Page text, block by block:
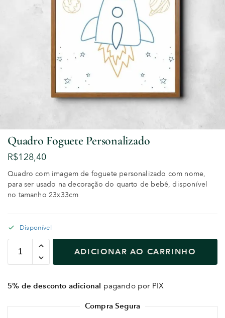
Quadro Foguete Personalizado
R$128,40
Quadro com imagem de foguete personalizado com nome,
para ser usado na decoração do quarto de bebê, disponível
no tamanho 23x33cm
Disponível
ADICIONAR AO CARRINHO
5% de desconto adicional pagando por PIX
Compra Segura